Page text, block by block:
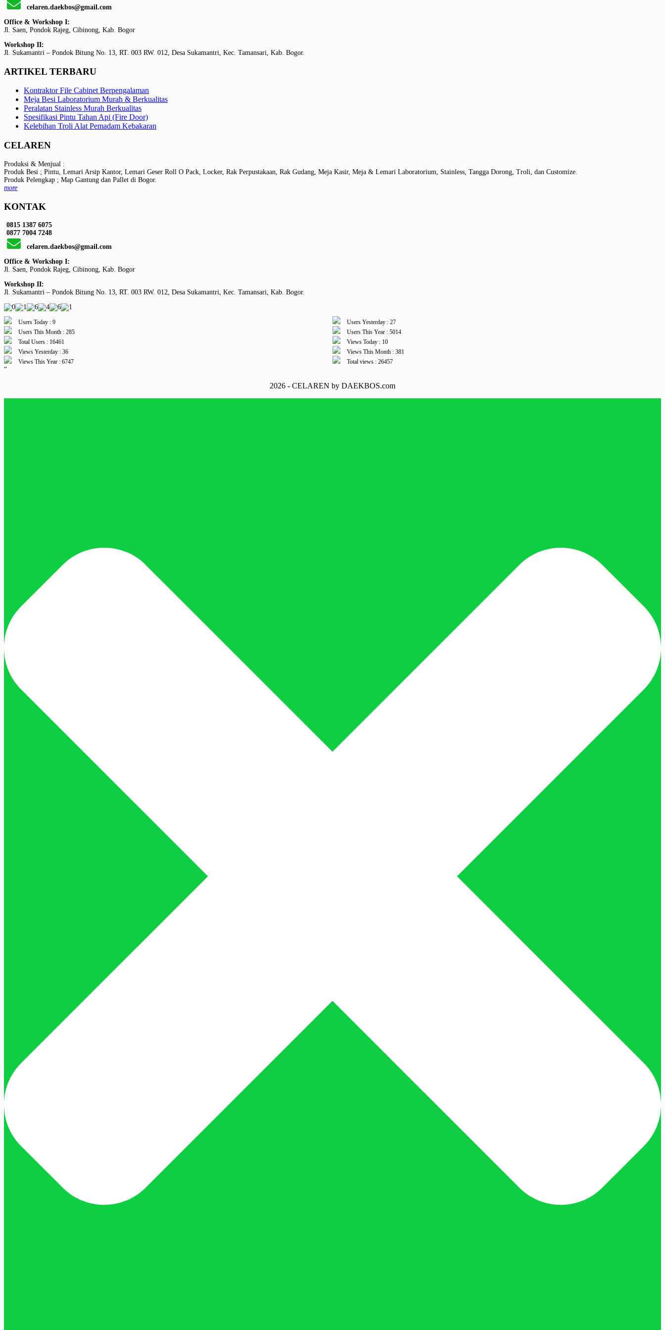
celaren.daekbos@gmail.com
Office & Workshop I:
Jl. Saen, Pondok Rajeg, Cibinong, Kab. Bogor
Workshop II:
Jl. Sukamantri – Pondok Bitung No. 13, RT. 003 RW. 012, Desa Sukamantri, Kec. Tamansari, Kab. Bogor.
ARTIKEL TERBARU
Kontraktor File Cabinet Berpengalaman
Meja Besi Laboratorium Murah & Berkualitas
Peralatan Stainless Murah Berkualitas
Spesifikasi Pintu Tahan Api (Fire Door)
Kelebihan Troli Alat Pemadam Kebakaran
CELAREN
Produksi & Menjual :
Produk Besi ; Pintu, Lemari Arsip Kantor, Lemari Geser Roll O Pack, Locker, Rak Perpustakaan, Rak Gudang, Meja Kasir, Meja & Lemari Laboratorium, Stainless, Tangga Dorong, Troli, dan Customize.
Produk Pelengkap ; Map Gantung dan Pallet di Bogor.
more
KONTAK
0815 1387 6075
0877 7004 7248
celaren.daekbos@gmail.com
Office & Workshop I:
Jl. Saen, Pondok Rajeg, Cibinong, Kab. Bogor
Workshop II:
Jl. Sukamantri – Pondok Bitung No. 13, RT. 003 RW. 012, Desa Sukamantri, Kec. Tamansari, Kab. Bogor.
Users Today : 9
Users Yesterday : 27
Users This Month : 285
Users This Year : 5014
Total Users : 16461
Views Today : 10
Views Yesterday : 36
Views This Month : 381
Views This Year : 6747
Total views : 26457
“
2026 - CELAREN by DAEKBOS.com